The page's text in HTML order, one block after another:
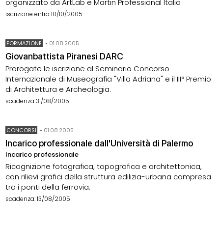
organizzato da ArtLab e Martin Professional Italia
iscrizione entro 10/10/2005
FORMAZIONE • 01.08.2005
Giovanbattista Piranesi DARC
Prorogate le iscrizione al Seminario Concorso
Internazionale di Museografia "Villa Adriana" e il III° Premio
di Architettura e Archeologia.
scadenza 31/08/2005
CONCORSI • 01.08.2005
Incarico professionale dall'Università di Palermo
Incarico professionale
Ricognizione fotografica, topografica e architettonica,
con rilievi grafici della struttura edilizia-urbana compresa
tra i ponti della ferrovia.
scadenza: 13/08/2005